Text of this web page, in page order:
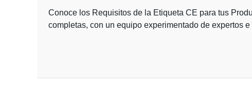
Conoce los Requisitos de la Etiqueta CE para tus
completas, con un equipo experimentado de expertos e